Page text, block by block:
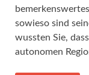
sowieso sind
wussten Sie,
autonomen